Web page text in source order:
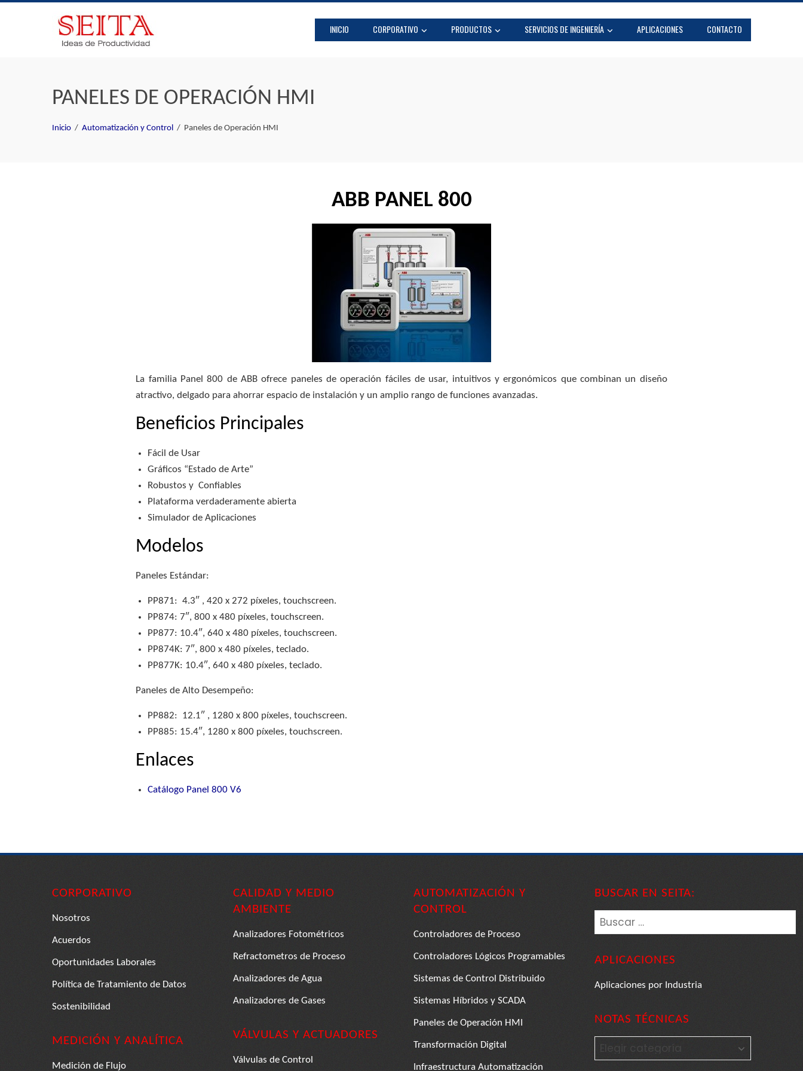
INICIO CORPORATIVO PRODUCTOS SERVICIOS DE INGENIERÍA APLICACIONES CONTACTO
PANELES DE OPERACIÓN HMI
Inicio Automatización y Control Paneles de Operación HMI
ABB PANEL 800
La familia Panel 800 de ABB ofrece paneles de operación fáciles de usar, intuitivos y ergonómicos que combinan un diseño
atractivo, delgado para ahorrar espacio de instalación y un amplio rango de funciones avanzadas.
Beneficios Principales
Fácil de Usar
Gráficos “Estado de Arte”
Robustos y Confiables
Plataforma verdaderamente abierta
Simulador de Aplicaciones
Modelos
Paneles Estándar:
PP871: 4.3″ , 420 x 272 píxeles, touchscreen.
PP874: 7″, 800 x 480 píxeles, touchscreen.
PP877: 10.4″, 640 x 480 píxeles, touchscreen.
PP874K: 7″, 800 x 480 píxeles, teclado.
PP877K: 10.4″, 640 x 480 píxeles, teclado.
Paneles de Alto Desempeño:
PP882: 12.1″ , 1280 x 800 píxeles, touchscreen.
PP885: 15.4″, 1280 x 800 píxeles, touchscreen.
Enlaces
Catálogo Panel 800 V6
CORPORATIVO
Nosotros
Acuerdos
Oportunidades Laborales
Política de Tratamiento de Datos
Sostenibilidad
MEDICIÓN Y ANALÍTICA
Medición de Flujo
CALIDAD Y MEDIO
AMBIENTE
Analizadores Fotométricos
Refractometros de Proceso
Analizadores de Agua
Analizadores de Gases
VÁLVULAS Y ACTUADORES
Válvulas de Control
AUTOMATIZACIÓN Y
CONTROL
Controladores de Proceso
Controladores Lógicos Programables
Sistemas de Control Distribuido
Sistemas Híbridos y SCADA
Paneles de Operación HMI
Transformación Digital
Infraestructura Automatización
BUSCAR EN SEITA:
Buscar:
APLICACIONES
Aplicaciones por Industria
NOTAS TÉCNICAS
NOTAS
TÉCNICAS